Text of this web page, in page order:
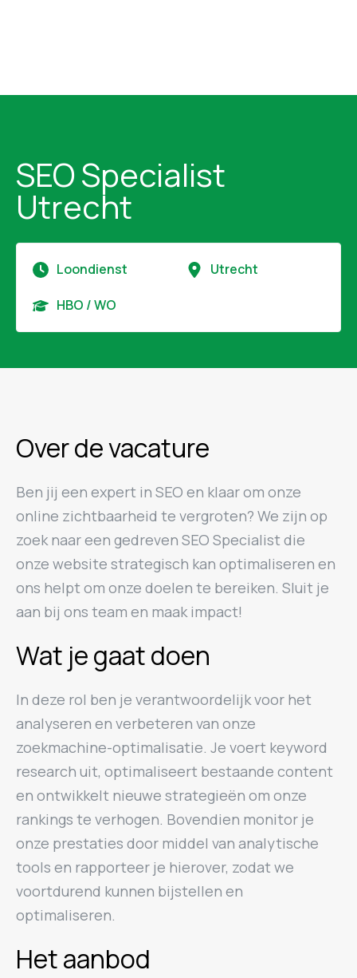
SEO Specialist
Utrecht
Loondienst Utrecht
HBO / WO
Over de vacature
Ben jij een expert in SEO en klaar om onze
online zichtbaarheid te vergroten? We zijn op
zoek naar een gedreven SEO Specialist die
onze website strategisch kan optimaliseren en
ons helpt om onze doelen te bereiken. Sluit je
aan bij ons team en maak impact!
Wat je gaat doen
In deze rol ben je verantwoordelijk voor het
analyseren en verbeteren van onze
zoekmachine-optimalisatie. Je voert keyword
research uit, optimaliseert bestaande content
en ontwikkelt nieuwe strategieën om onze
rankings te verhogen. Bovendien monitor je
onze prestaties door middel van analytische
tools en rapporteer je hierover, zodat we
voortdurend kunnen bijstellen en
optimaliseren.
Het aanbod